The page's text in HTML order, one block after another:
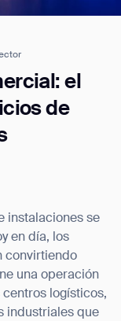
el
de
instalaciones se
en día, los
convirtiendo
una operación
logísticos,
industriales que